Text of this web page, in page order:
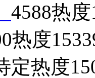
4588热度
热度
定热度